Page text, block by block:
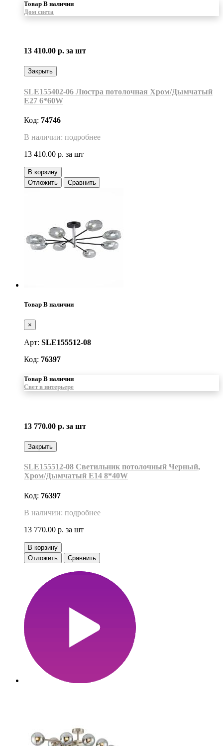
Товар В наличии
Дом света
13 410.00 р. за шт
Закрыть
SLE155402-06 Люстра потолочная Хром/Дымчатый
E27 6*60W
Код: 74746
В наличии: подробнее
13 410.00 р. за шт
В корзину
Отложить
Сравнить
Товар В наличии
×
Арт: SLE155512-08
Код: 76397
Товар В наличии
Свет в интерьере
13 770.00 р. за шт
Закрыть
SLE155512-08 Светильник потолочный Черный,
Хром/Дымчатый E14 8*40W
Код: 76397
В наличии: подробнее
13 770.00 р. за шт
В корзину
Отложить
Сравнить